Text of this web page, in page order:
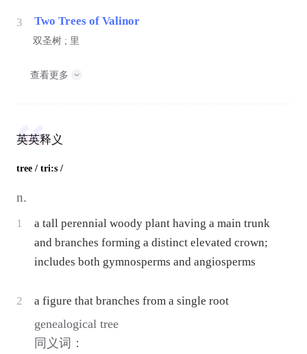
3 Two Trees of Valinor
双圣树 ; 里
查看更多
英英释义
tree / tri:s /
n.
1
a tall perennial woody plant having a main trunk
and branches forming a distinct elevated crown;
includes both gymnosperms and angiosperms
2 a figure that branches from a single root
genealogical tree
同义词：